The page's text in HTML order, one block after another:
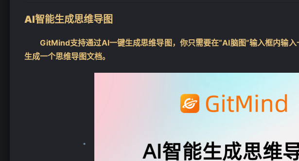
AI智能生成思维导图
GitMind支持通过AI一键生成思维导图，你只需要在“AI脑图”输入框内输
生成一个思维导图文档。